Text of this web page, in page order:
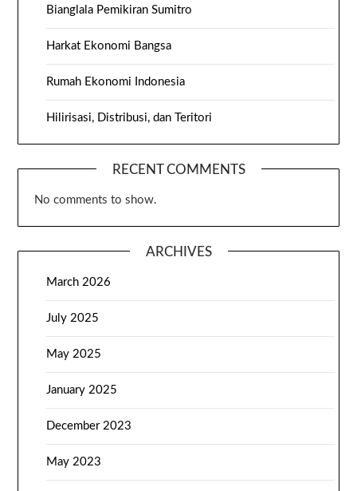
Bianglala Pemikiran Sumitro
Harkat Ekonomi Bangsa
Rumah Ekonomi Indonesia
Hilirisasi, Distribusi, dan Teritori
RECENT COMMENTS
No comments to show.
ARCHIVES
March 2026
July 2025
May 2025
January 2025
December 2023
May 2023